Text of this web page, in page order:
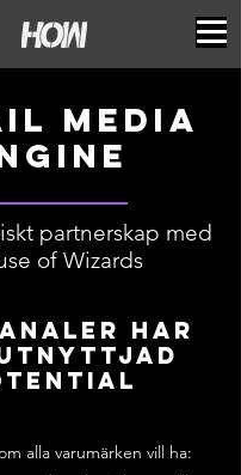
MEDIA
partnerskap med
of Wizards
har
alla varumärken vill ha: